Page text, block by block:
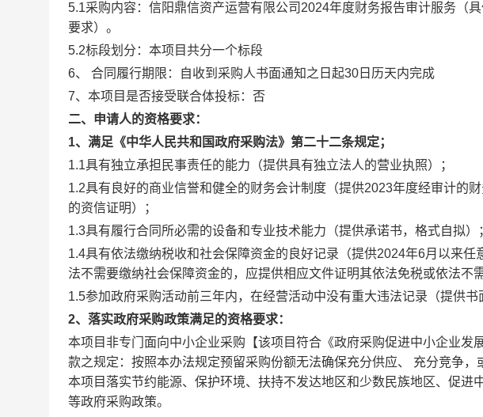
5.1采购内容： 信阳鼎信资产运营有限公司2024年度财务报告审计服务 （
要求）。
5.2标段划分：本项目共分一个标段
6、
合同履行期限：
自收到采购人书面通知之日起30日历天内完成
7、本项目是否接受联合体投标：否
二、申请人的资格要求：
1、满足《中华人民共和国政府采购法》第二十二条规定；
1.1具有独立承担民事责任的能力（提供具有独立法人的营业执照）；
1.2具有良好的商业信誉和健全的财务会计制度（提供2023年度经审计的
的资信证明）；
1.3具有履行合同所必需的设备和专业技术能力（提供承诺书，格式自拟）
1.4具有依法缴纳税收和社会保障资金的良好记录（提供2024年6月以来任
法不需要缴纳社会保障资金的，应提供相应文件证明其依法免税或依法不
1.5参加政府采购活动前三年内，在经营活动中没有重大违法记录（提供书
2、落实政府采购政策满足的资格要求：
本项目非专门面向中小企业采购【该项目符合《政府采购促进中小企业发
款之规定：按照本办法规定预留采购份额无法确保充分供应、 充分竞争，
本项目落实节约能源、保护环境、扶持不发达地区和少数民族地区、促进
等政府采购政策。